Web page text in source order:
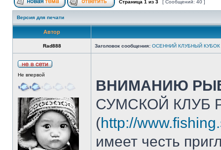
Страница 1 из 3 [ Сообщений: 40 ]
Версия для печати
Автор
Rad888 Заголовок сообщения: ОСЕННИЙ КЛУБНЫЙ КУБОК
Не впервой
ВНИМАНИЮ
СУМСКОЙ КЛУБ
(http://
имеет честь